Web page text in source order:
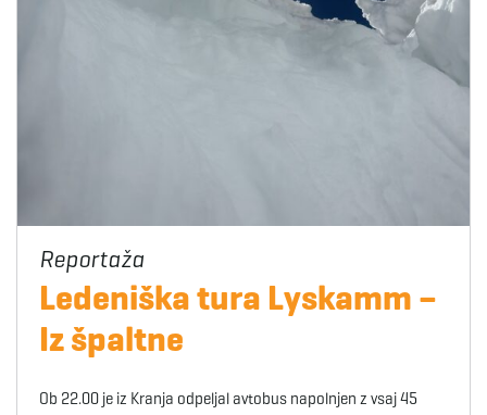
Ledeniška tura Lyskamm –
Iz špaltne
Ob 22.00 je iz Kranja odpeljal avtobus napolnjen z vsaj 45